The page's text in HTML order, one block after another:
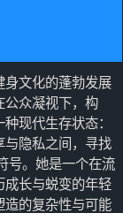
文化的蓬勃发展
公众凝视下，构
现代生存状态：
隐私之间，寻找
号。她是一个在流
长与蜕变的年轻
造的复杂性与可能